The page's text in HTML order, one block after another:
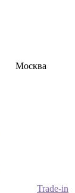
Москва
Trade-in